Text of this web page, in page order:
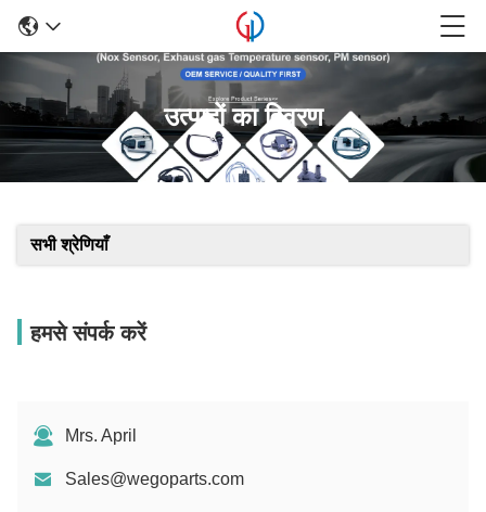
उत्पादों का विवरण
सभी श्रेणियाँ
हमसे संपर्क करें
Mrs. April
Sales@wegoparts.com